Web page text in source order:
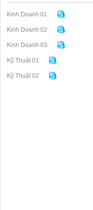
Kinh Doanh 01
Kinh Doanh 02
Kinh Doanh 03
Kỹ Thuật 01
Kỹ Thuật 02